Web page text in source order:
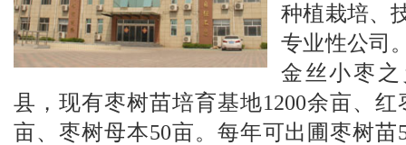
种植栽培、
专业性公司
金丝小枣
县，现有枣树苗培育基地1200余亩、红
亩、枣树母本50亩。每年可出圃枣树苗